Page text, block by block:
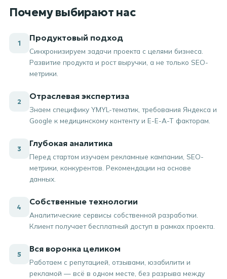
Почему выбирают нас
1
Продуктовый подход
Синхронизируем задачи проекта с целями бизнеса.
Развитие продукта и рост выручки, а не только SEO-
метрики.
2
Отраслевая экспертиза
Знаем специфику YMYL-тематик, требования Яндекса и
Google к медицинскому контенту и E-E-A-T факторам.
3
Глубокая аналитика
Перед стартом изучаем рекламные кампании, SEO-
метрики, конкурентов. Рекомендации на основе
данных.
4
Собственные технологии
Аналитические сервисы собственной разработки.
Клиент получает бесплатный доступ в рамках проекта.
5
Вся воронка целиком
Работаем с репутацией, отзывами, юзабилити и
рекламой — всё в одном месте, без разрыва между